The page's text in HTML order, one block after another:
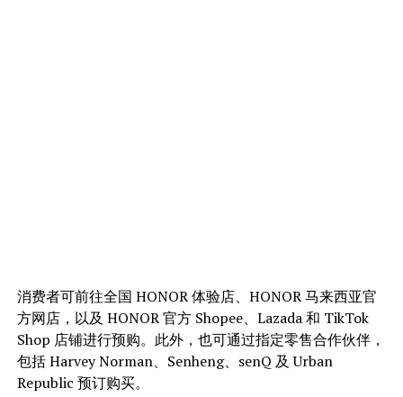
消费者可前往全国 HONOR 体验店、HONOR 马来西亚官
方网店，以及 HONOR 官方 Shopee、Lazada 和 TikTok
Shop 店铺进行预购。此外，也可通过指定零售合作伙伴，
包括 Harvey Norman、Senheng、senQ 及 Urban
Republic 预订购买。